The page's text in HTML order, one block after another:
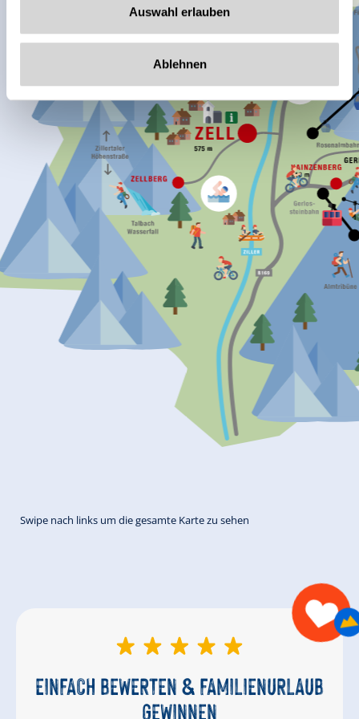
Auswahl erlauben
Ablehnen
Swipe nach links um die gesamte Karte zu sehen
EINFACH BEWERTEN & FAMILIENURLAUB
GEWINNEN